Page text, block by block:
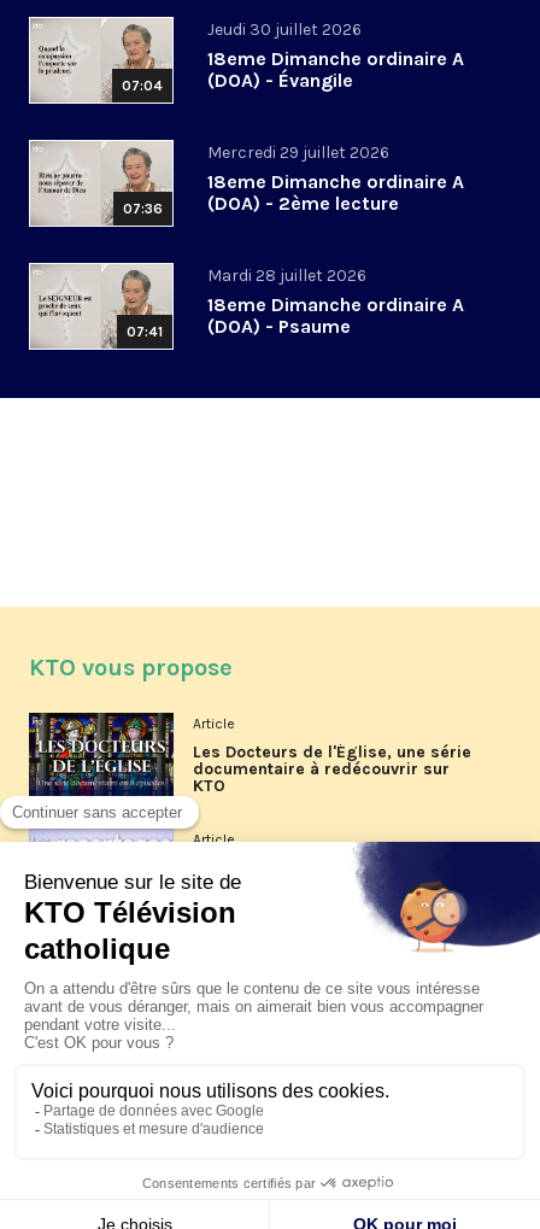
07:04
Jeudi 30 juillet 2026
18eme Dimanche ordinaire A
(DOA) - Évangile
07:36
Mercredi 29 juillet 2026
18eme Dimanche ordinaire A
(DOA) - 2ème lecture
07:41
Mardi 28 juillet 2026
18eme Dimanche ordinaire A
(DOA) - Psaume
KTO vous propose
Article
Les Docteurs de l'Église, une série
documentaire à redécouvrir sur
KTO
Article
Les reportages d'été 2026 de KTO
La visite pastorale du pape Léon
XIV à Assise à suivre sur KTO le
jeudi 6 août
Le pape en Uruguay, Argentine et
Pérou du 6 au 17 novembre 2026